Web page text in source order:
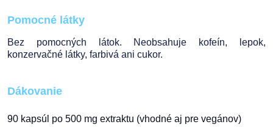
Pomocné látky
Bez pomocných látok. Neobsahuje kofeín, lepok,
konzervačné látky, farbivá ani cukor.
Dákovanie
90 kapsúl po 500 mg extraktu (vhodné aj pre vegánov)